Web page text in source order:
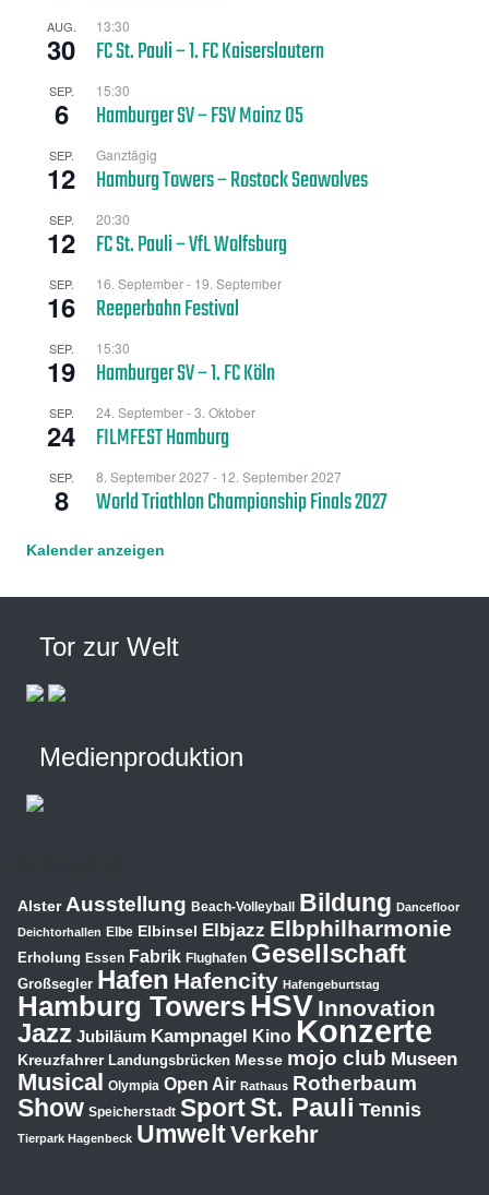
Tor zur Welt
Medienproduktion
AUG.
30
13:30
FC St. Pauli – 1. FC Kaiserslautern
SEP.
6
15:30
Hamburger SV – FSV Mainz 05
SEP.
12
Ganztägig
Hamburg Towers – Rostock Seawolves
SEP.
12
20:30
FC St. Pauli – VfL Wolfsburg
SEP.
16
16. September- 19. September
Reeperbahn Festival
SEP.
19
15:30
Hamburger SV – 1. FC Köln
SEP.
24
24. September-3. Oktober
FILMFEST Hamburg
SEP.
8
8. September 2027- 12. September 2027
World Triathlon Championship Finals 2027
Kalender anzeigen
Alster Ausstellung Beach-Volleyball Bildung Dancefloor
Deichtorhallen Elbe Elbinsel Elbjazz Elbphilharmonie
Erholung Essen Fabrik Flughafen Gesellschaft
Großsegler Hafen Hafencity Hafengeburtstag
Hamburg TowersHSV Innovation
Jazz Jubiläum Kampnagel Kino Konzerte
Kreuzfahrer Landungsbrücken Messe mojo club Museen
Musical Olympia Open Air Rathaus Rotherbaum
Show Speicherstadt SportSt. Pauli Tennis
Tierpark Hagenbeck UmweltVerkehr